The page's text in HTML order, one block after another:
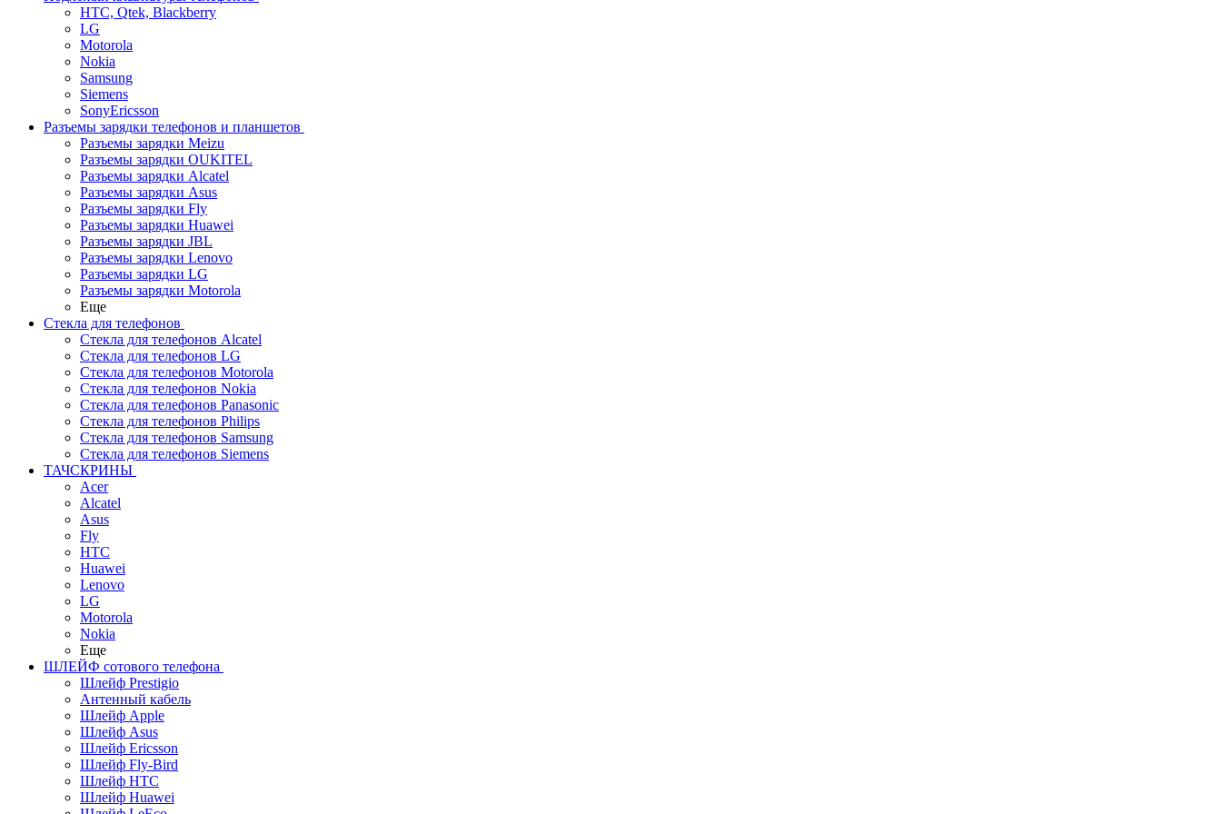
HTC, Qtek, Blackberry
LG
Motorola
Nokia
Samsung
Siemens
SonyEricsson
Разъемы зарядки телефонов и планшетов
Разъемы зарядки Meizu
Разъемы зарядки OUKITEL
Разъемы зарядки Alcatel
Разъемы зарядки Asus
Разъемы зарядки Fly
Разъемы зарядки Huawei
Разъемы зарядки JBL
Разъемы зарядки Lenovo
Разъемы зарядки LG
Разъемы зарядки Motorola
Еще
Стекла для телефонов
Стекла для телефонов Alcatel
Стекла для телефонов LG
Стекла для телефонов Motorola
Стекла для телефонов Nokia
Стекла для телефонов Panasonic
Стекла для телефонов Philips
Стекла для телефонов Samsung
Стекла для телефонов Siemens
ТАЧСКРИНЫ
Acer
Alcatel
Asus
Fly
HTC
Huawei
Lenovo
LG
Motorola
Nokia
Еще
ШЛЕЙФ сотового телефона
Шлейф Prestigio
Антенный кабель
Шлейф Apple
Шлейф Asus
Шлейф Ericsson
Шлейф Fly-Bird
Шлейф HTC
Шлейф Huawei